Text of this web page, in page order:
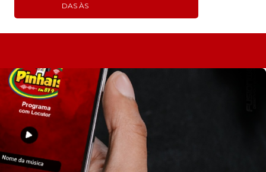
DAS ÀS